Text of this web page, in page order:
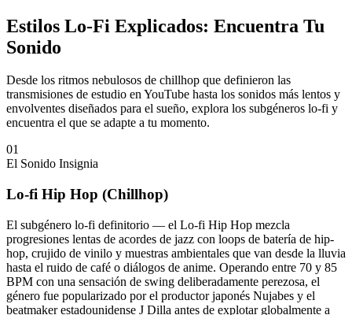
Estilos Lo-Fi Explicados: Encuentra Tu
Sonido
Desde los ritmos nebulosos de chillhop que definieron las
transmisiones de estudio en YouTube hasta los sonidos más lentos y
envolventes diseñados para el sueño, explora los subgéneros lo-fi y
encuentra el que se adapte a tu momento.
01
El Sonido Insignia
Lo-fi Hip Hop (Chillhop)
El subgénero lo-fi definitorio — el Lo-fi Hip Hop mezcla
progresiones lentas de acordes de jazz con loops de batería de hip-
hop, crujido de vinilo y muestras ambientales que van desde la lluvia
hasta el ruido de café o diálogos de anime. Operando entre 70 y 85
BPM con una sensación de swing deliberadamente perezosa, el
género fue popularizado por el productor japonés Nujabes y el
beatmaker estadounidense J Dilla antes de explotar globalmente a